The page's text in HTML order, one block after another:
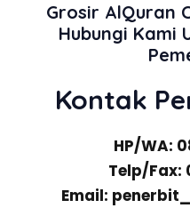
Grosir AlQuran
Hubungi Kami
Kontak
HP/WA:
Telp/Fax:
Email: